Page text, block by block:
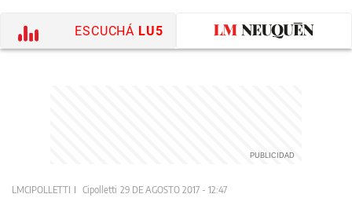
ESCUCHÁ LU5
LMCIPOLLETTI Cipolletti 29 DE AGOSTO 2017 - 12:47